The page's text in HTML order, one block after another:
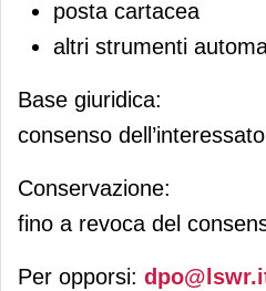
posta cartacea
altri strumenti
Base giuridica:
consenso
Conservazione:
fino a revoca del
Per opporsi: